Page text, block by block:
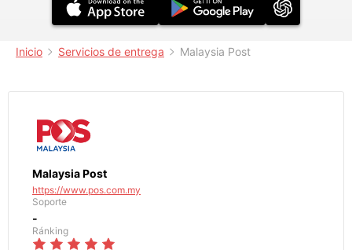
Inicio Servicios de entrega Malaysia Post
Malaysia Post
https://www.pos.com.my
Soporte
-
Ránking